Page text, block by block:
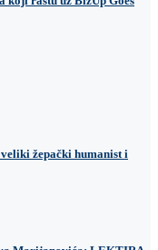
žepački humanist i